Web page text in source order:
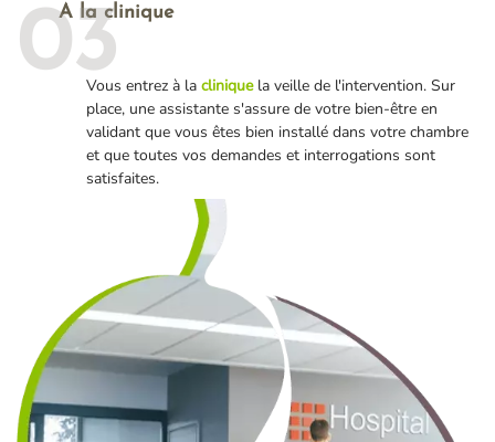
03
A la clinique
Vous entrez à la cliniquela veille de l'intervention. Sur
place, une assistante s'assure de votre bien-être en
validant que vous êtes bien installé dans votre chambre
et que toutes vos demandes et interrogations sont
satisfaites.